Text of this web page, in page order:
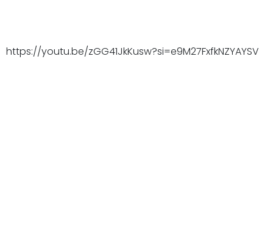
https://youtu.be/zGG41JkKusw?si=e9M27FxfkNZYAYSV